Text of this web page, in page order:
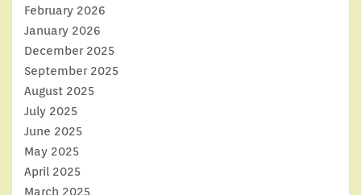
February 2026
January 2026
December 2025
September 2025
August 2025
July 2025
June 2025
May 2025
April 2025
March 2025